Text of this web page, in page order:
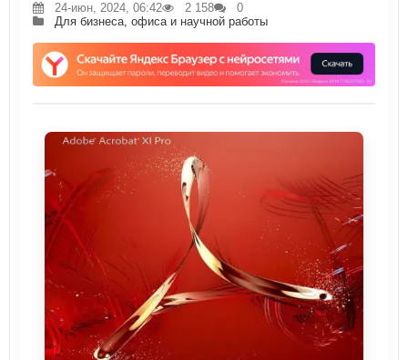
24-июн, 2024, 06:42 2 158
0
Для бизнеса, офиса и научной работы